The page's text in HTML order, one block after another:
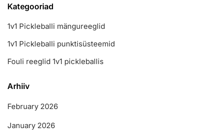
Kategooriad
1v1 Pickleballi mängureeglid
1v1 Pickleballi punktisüsteemid
Fouli reeglid 1v1 pickleballis
Arhiiv
February 2026
January 2026